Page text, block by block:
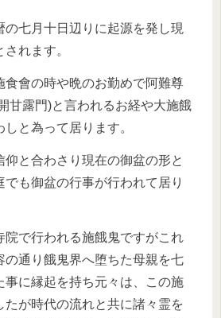
の七月十日辺りに起源を発し現
れます。
食會の時や晩のお勤めで阿難尊
甘露門)と言われるお経や大施餓
と為って居ります。
と合わさり現在の御盆の形と
でも御盆の行事が行われて居り
院で行われる施餓鬼ですがこれ
の通り餓鬼界へ堕ちた母親を七
事に縁起を持ち元々は、この施
たが時代の流れと共に諸々霊を